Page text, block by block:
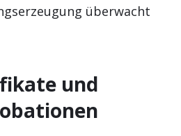
überwacht
und